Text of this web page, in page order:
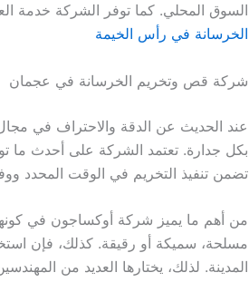
السوق المحلي. كما توفر الشركة خدمة
الخرسانة في رأس الخيمة
شركة قص وتخريم الخرسانة في عجمان
عند الحديث عن الدقة والاحتراف في
بكل جدارة. تعتمد الشركة على أحدث ما
تضمن تنفيذ التخريم في الوقت المحدد
من أهم ما يميز شركة أوكساجون في
مسلحة، سميكة أو رقيقة. كذلك، فإن
المدينة. لذلك، يختارها العديد من